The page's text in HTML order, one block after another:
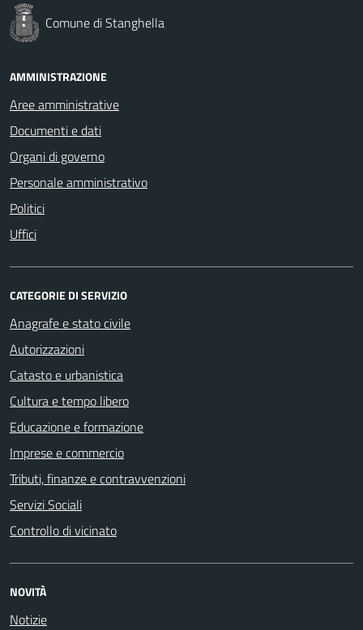
Comune di Stanghella
AMMINISTRAZIONE
Aree amministrative
Documenti e dati
Organi di governo
Personale amministrativo
Politici
Uffici
CATEGORIE DI SERVIZIO
Anagrafe e stato civile
Autorizzazioni
Catasto e urbanistica
Cultura e tempo libero
Educazione e formazione
Imprese e commercio
Tributi, finanze e contravvenzioni
Servizi Sociali
Controllo di vicinato
NOVITÀ
Notizie